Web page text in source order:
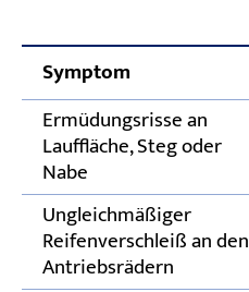
Symptom
Ermüdungsrisse an
Lauffläche, Steg oder
Nabe
Ungleichmäßiger
Reifenverschleiß an den
Antriebsrädern